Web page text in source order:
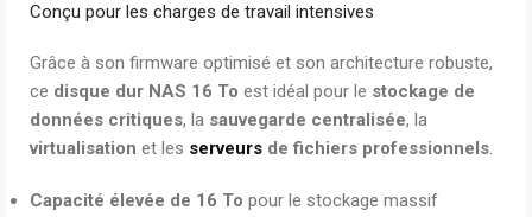
Conçu pour les charges de travail intensives
Grâce à son firmware optimisé et son architecture robuste,
ce disque dur NAS 16 To est idéal pour le stockage de
données critiques, la sauvegarde centralisée, la
virtualisation et les serveurs de fichiers professionnels.
Capacité élevée de 16 To pour le stockage massif